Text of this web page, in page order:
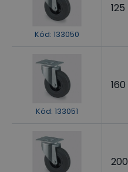
Kód: 133050
125
Kód: 133051
160
200